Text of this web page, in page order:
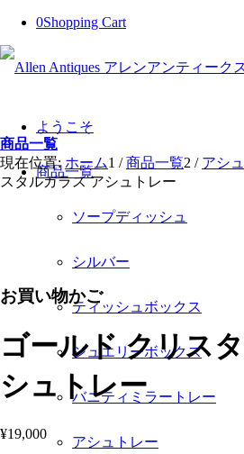
0Shopping Cart
ようこそ
商品一覧
ソープディッシュ
シルバー
ティッシュボックス
ジュエリーボックス
バニティミラートレー
アシュトレー
商品一覧
現在位置: ホーム1 / 商品一覧2 / アシ
スタルガラス アシュトレー
お買い物かご
ゴールド クリス
シュトレー
¥19,000